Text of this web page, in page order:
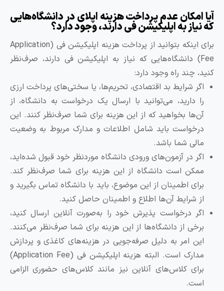
امکان عدم پرداخت هزینه اپلای در دانشگاه‌هایی
نیاز به اپلیکیشن فی دارند، وجود دارد؟
برای اینکه بتوانید از پرداخت هزینه اپلیکیشن فی (Application
Fee) دانشگاه‌هایی که نیاز به اپلیکیشن فی دارند، صرف‌نظر
چند راه وجود دارد:
اگر شرایط بد اقتصادی، تحریم‌ها، یا سختی‌های پرداخت ارزی
را دارید، می‌توانید با ارسال یک درخواست به دانشگاه، از
آن‌ها بخواهید که از این هزینه برای شما صرف‌نظر کنند. این
درخواست باید شامل اطلاعات و مدارک مربوط به وضعیت
مالی شما باشد.
اگر در آزمون‌های ورودی دانشگاه موردنظر خود قبول شده‌اید،
ممکن است دانشگاه از این هزینه برای شما صرف‌نظر کند.
برای اطمینان از این موضوع، باید با دانشگاه تماس بگیرید و
از شرایط آن‌ها اطلاع و اطمینان حاصل کنید.
اگر درخواست پذیرش خود را به‌صورت آنلاین ارسال کنید،
برخی از دانشگاه‌ها از این هزینه برای شما صرف‌نظر می‌کنند.
این امر به دلیل صرفه‌جویی در هزینه‌های کاغذی و پردازش
مدارک است. البته هزینه اپلیکیشن فی (Application Fee)
برای کلاس‌های آنلاین نیز مانند کلاس‌های حضوری الزامی
است.